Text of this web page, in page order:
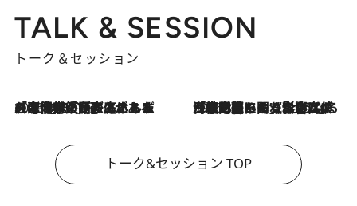
TALK & SESSION
トーク＆セッション
2026.8.3
「今後値上げがあるとすれば…」「リスクがあるのは今年の冬」エネルギー専門家が語る、ホルムズ海峡封鎖が家庭にもたらす“ある心配” 2026.8.3
「住宅建てられない…」「サーチャージ料の高値が続いている」ホルムズ海峡封鎖による影響はいつまで続く？《エネルギー専門家に聞く“どうなる日本の暮らし”》
トーク&セッション TOP